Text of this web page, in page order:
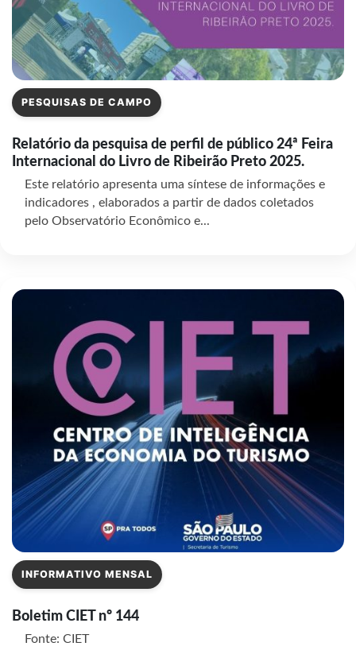
PESQUISAS DE CAMPO
Relatório da pesquisa de perfil de público 24ª Feira
Internacional do Livro de Ribeirão Preto 2025.
Este relatório apresenta uma síntese de informações e
indicadores , elaborados a partir de dados coletados
pelo Observatório Econômico e...
INFORMATIVO MENSAL
Boletim CIET nº 144
Fonte: CIET